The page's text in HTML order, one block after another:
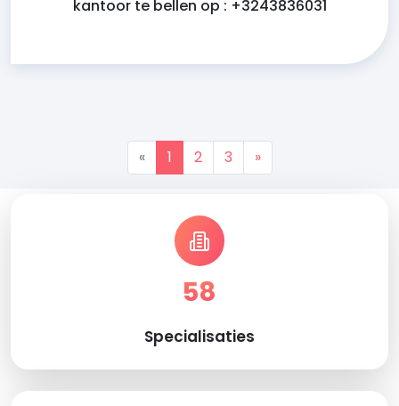
kantoor te bellen op : +3243836031
« 1 2 3 »
58
Specialisaties